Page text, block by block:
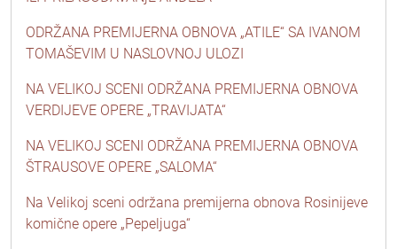
ODRŽANA PREMIJERNA OBNOVA „ATILE“ SA IVANOM
TOMAŠEVIM U NASLOVNOJ ULOZI
NA VELIKOJ SCENI ODRŽANA PREMIJERNA OBNOVA
VERDIJEVE OPERE „TRAVIJATA“
NA VELIKOJ SCENI ODRŽANA PREMIJERNA OBNOVA
ŠTRAUSOVE OPERE „SALOMA“
Na Velikoj sceni održana premijerna obnova Rosinijeve
komične opere „Pepeljuga“